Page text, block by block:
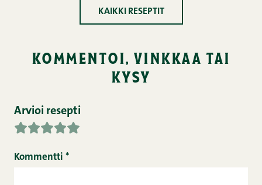
KAIKKI RESEPTIT
kommentoi, vinkkaa tai
kysy
Arvioi resepti
Kommentti *